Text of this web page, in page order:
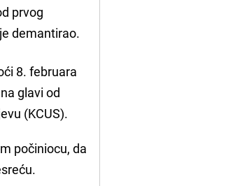
prvog
demantirao.
8. februara
glavi od
(KCUS).
počiniocu, da